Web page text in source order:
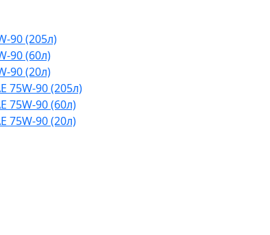
90 (205л)
90 (60л)
90 (20л)
75W-90 (205л)
75W-90 (60л)
75W-90 (20л)